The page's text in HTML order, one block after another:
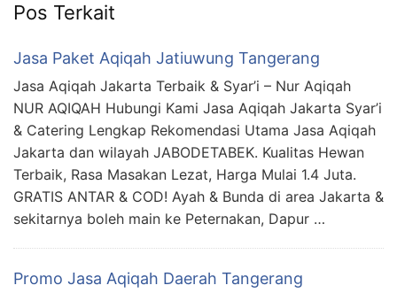
Pos Terkait
Jasa Paket Aqiqah Jatiuwung Tangerang
Jasa Aqiqah Jakarta Terbaik & Syar’i – Nur Aqiqah
NUR AQIQAH Hubungi Kami Jasa Aqiqah Jakarta Syar’i
& Catering Lengkap Rekomendasi Utama Jasa Aqiqah
Jakarta dan wilayah JABODETABEK. Kualitas Hewan
Terbaik, Rasa Masakan Lezat, Harga Mulai 1.4 Juta.
GRATIS ANTAR & COD! Ayah & Bunda di area Jakarta &
sekitarnya boleh main ke Peternakan, Dapur …
Promo Jasa Aqiqah Daerah Tangerang